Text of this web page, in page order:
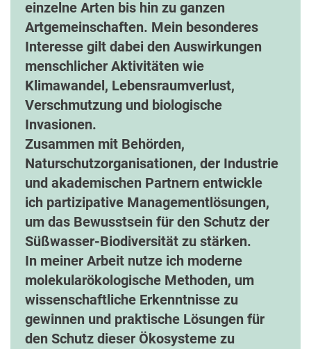
einzelne Arten bis hin zu ganzen
Artgemeinschaften. Mein besonderes
Interesse gilt dabei den Auswirkungen
menschlicher Aktivitäten wie
Klimawandel, Lebensraumverlust,
Verschmutzung und biologische
Invasionen.
Zusammen mit Behörden,
Naturschutzorganisationen, der Industrie
und akademischen Partnern entwickle
ich partizipative Managementlösungen,
um das Bewusstsein für den Schutz der
Süßwasser-Biodiversität zu stärken.
In meiner Arbeit nutze ich moderne
molekularökologische Methoden, um
wissenschaftliche Erkenntnisse zu
gewinnen und praktische Lösungen für
den Schutz dieser Ökosysteme zu